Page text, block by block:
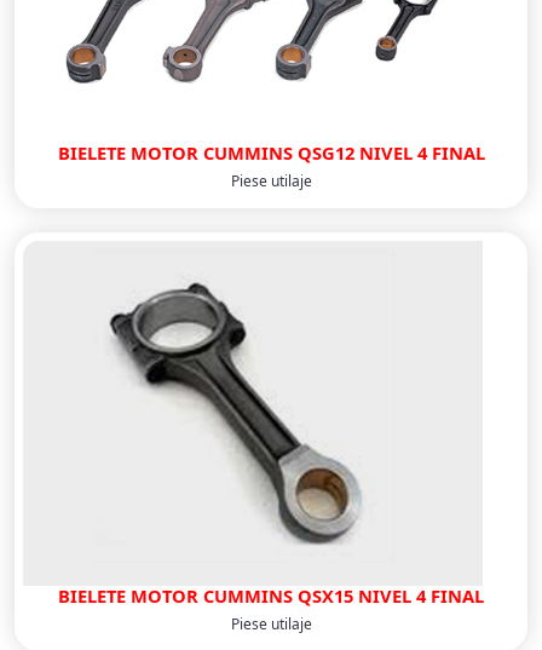
BIELETE MOTOR CUMMINS QSG12 NIVEL 4 FINAL
Piese utilaje
BIELETE MOTOR CUMMINS QSX15 NIVEL 4 FINAL
Piese utilaje